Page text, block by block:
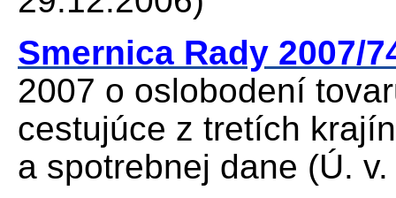
Smernica Rady 2007/
2007 o oslobodení
cestujúce z tretích
a spotrebnej dane (Ú.